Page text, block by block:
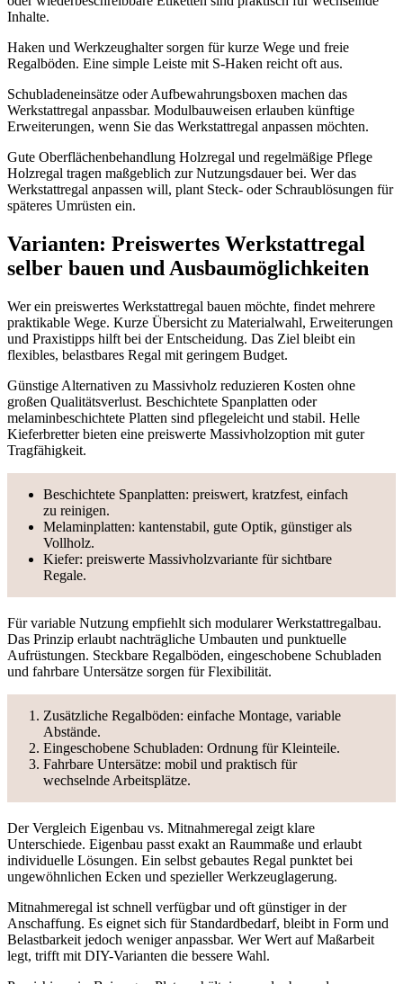
Inhalte.
Haken und Werkzeughalter sorgen für kurze Wege und freie
Regalböden. Eine simple Leiste mit S-Haken reicht oft aus.
Schubladeneinsätze oder Aufbewahrungsboxen machen das
Werkstattregal anpassbar. Modulbauweisen erlauben künftige
Erweiterungen, wenn Sie das Werkstattregal anpassen möchten.
Gute Oberflächenbehandlung Holzregal und regelmäßige Pflege
Holzregal tragen maßgeblich zur Nutzungsdauer bei. Wer das
Werkstattregal anpassen will, plant Steck- oder Schraublösungen für
späteres Umrüsten ein.
Varianten: Preiswertes Werkstattregal
selber bauen und Ausbaumöglichkeiten
Wer ein preiswertes Werkstattregal bauen möchte, findet mehrere
praktikable Wege. Kurze Übersicht zu Materialwahl, Erweiterungen
und Praxistipps hilft bei der Entscheidung. Das Ziel bleibt ein
flexibles, belastbares Regal mit geringem Budget.
Günstige Alternativen zu Massivholz reduzieren Kosten ohne
großen Qualitätsverlust. Beschichtete Spanplatten oder
melaminbeschichtete Platten sind pflegeleicht und stabil. Helle
Kieferbretter bieten eine preiswerte Massivholzoption mit guter
Tragfähigkeit.
Beschichtete Spanplatten: preiswert, kratzfest, einfach
zu reinigen.
Melaminplatten: kantenstabil, gute Optik, günstiger als
Vollholz.
Kiefer: preiswerte Massivholzvariante für sichtbare
Regale.
Für variable Nutzung empfiehlt sich modularer Werkstattregalbau.
Das Prinzip erlaubt nachträgliche Umbauten und punktuelle
Aufrüstungen. Steckbare Regalböden, eingeschobene Schubladen
und fahrbare Untersätze sorgen für Flexibilität.
Zusätzliche Regalböden: einfache Montage, variable
Abstände.
Eingeschobene Schubladen: Ordnung für Kleinteile.
Fahrbare Untersätze: mobil und praktisch für
wechselnde Arbeitsplätze.
Der Vergleich Eigenbau vs. Mitnahmeregal zeigt klare
Unterschiede. Eigenbau passt exakt an Raummaße und erlaubt
individuelle Lösungen. Ein selbst gebautes Regal punktet bei
ungewöhnlichen Ecken und spezieller Werkzeuglagerung.
Mitnahmeregal ist schnell verfügbar und oft günstiger in der
Anschaffung. Es eignet sich für Standardbedarf, bleibt in Form und
Belastbarkeit jedoch weniger anpassbar. Wer Wert auf Maßarbeit
legt, trifft mit DIY-Varianten die bessere Wahl.